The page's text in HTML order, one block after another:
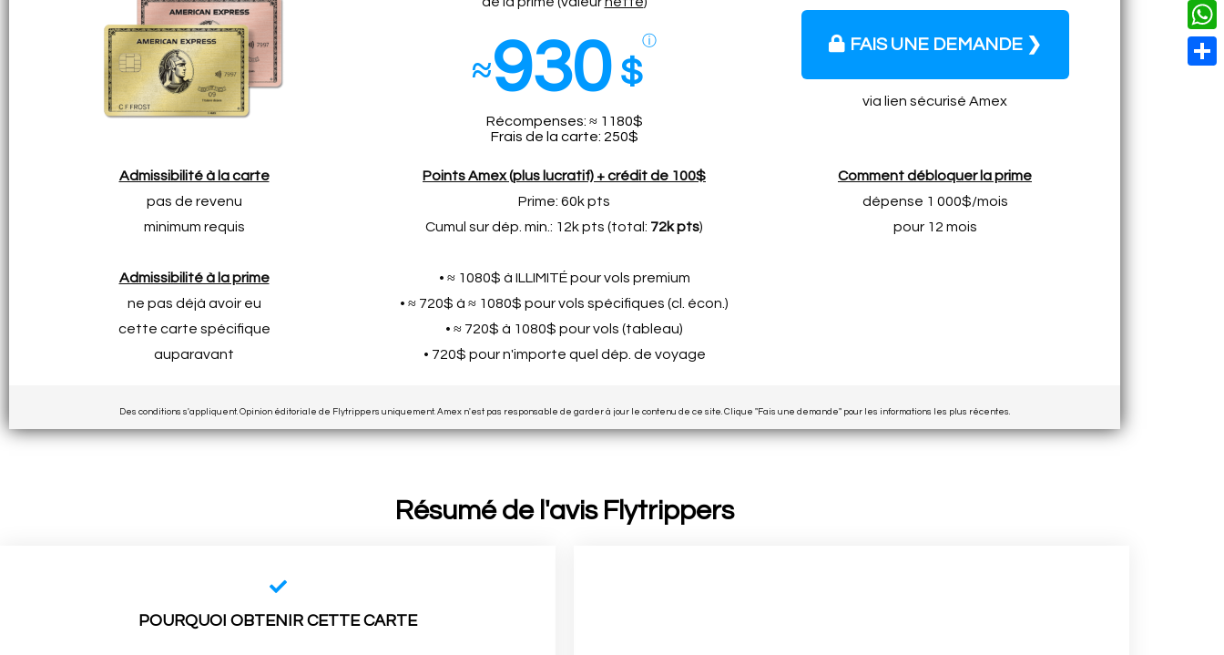
FAIS UNE DEMANDE ❯
via lien sécurisé Amex
≈930 $
ⓘ
Récompenses: ≈ 1180$
Frais de la carte: 250$
Admissibilité à la carte
pas de revenu
minimum requis
Admissibilité à la prime
ne pas déjà avoir eu
cette carte spécifique
auparavant
Points Amex (plus lucratif) + crédit de 100$
Prime: 60k pts
Cumul sur dép. min.: 12k pts (total: 72k pts)
• ≈ 1080$ à ILLIMITÉ pour vols premium
• ≈ 720$ à ≈ 1080$ pour vols spécifiques (cl. écon.)
• ≈ 720$ à 1080$ pour vols (tableau)
• 720$ pour n'importe quel dép. de voyage
Comment débloquer la prime
dépense 1 000$/mois
pour 12 mois
Des conditions s'appliquent. Opinion éditoriale de Flytrippers uniquement. Amex n'est pas responsable de garder à jour le contenu de ce site. Clique "Fais une demande" pour les informations les plus récentes.
Résumé de l'avis Flytrippers
POURQUOI OBTENIR CETTE CARTE
k
n
g
e
L
i
n
X
W